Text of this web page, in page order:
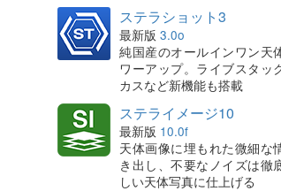
ステラショット3
最新版 3.0o
純国産のオールインワン天
ワーアップ。ライブスタッ
カスなど新機能も搭載
ステライメージ10
最新版 10.0f
天体画像に埋もれた微細な
き出し、不要なノイズは徹
しい天体写真に仕上げる